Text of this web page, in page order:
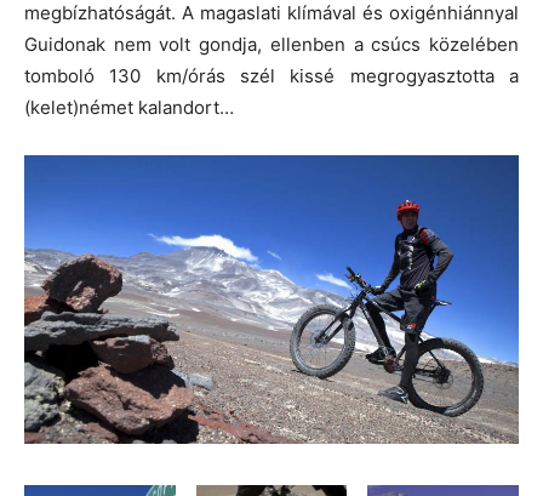
megbízhatóságát. A magaslati klímával és oxigénhiánnyal
Guidonak nem volt gondja, ellenben a csúcs közelében
tomboló 130 km/órás szél kissé megrogyasztotta a
(kelet)német kalandort…